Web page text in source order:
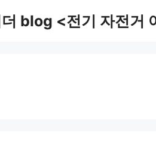
blog <전기 자전거